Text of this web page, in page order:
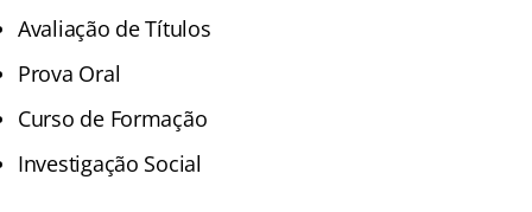
Avaliação de Títulos
Prova Oral
Curso de Formação
Investigação Social